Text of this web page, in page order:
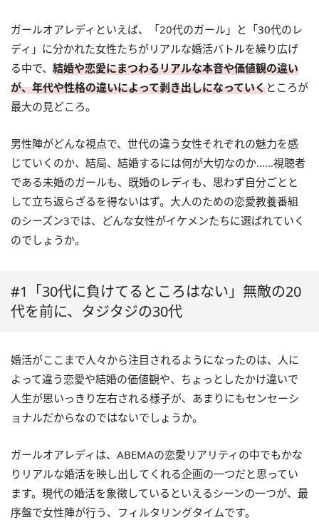
ガールオアレディといえば、「20代のガール」と「30代のレ
ディ」に分かれた女性たちがリアルな婚活バトルを繰り広げ
る中で、 結婚や恋愛にまつわるリアルな本音や価値観の違い
が、年代や性格の違いによって剥き出しになっていくところが
最大の見どころ。
男性陣がどんな視点で、世代の違う女性それぞれの魅力を感
じていくのか、結局、結婚するには何が大切なのか……視聴者
である未婚のガールも、既婚のレディも、思わず自分ごとと
して立ち返らざるを得ないはず。大人のための恋愛教養番組
のシーズン3では、どんな女性がイケメンたちに選ばれていく
のでしょうか。
#1「30代に負けてるところはない」無敵の20
代を前に、タジタジの30代
婚活がここまで人々から注目されるようになったのは、人に
よって違う恋愛や結婚の価値観や、ちょっとしたかけ違いで
人生が思いっきり左右される様子が、あまりにもセンセーシ
ョナルだからなのではないでしょうか。
ガールオアレディは、ABEMAの恋愛リアリティの中でもかな
りリアルな婚活を映し出してくれる企画の一つだと思ってい
ます。現代の婚活を象徴しているといえるシーンの一つが、最
序盤で女性陣が行う、フィルタリングタイムです。